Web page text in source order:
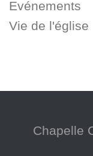
Evénements
Vie de l'église
Chapelle